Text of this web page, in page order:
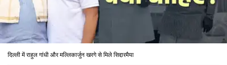
दिल्ली में राहुल गांधी और मल्लिकार्जुन खरगे से मिले सिद्दारमैया